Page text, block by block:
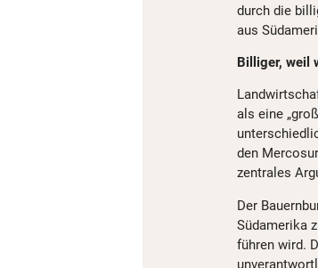
durch die
aus
Billiger, weil
als eine
den
zentrales
Der
Südamerika
führen wird.